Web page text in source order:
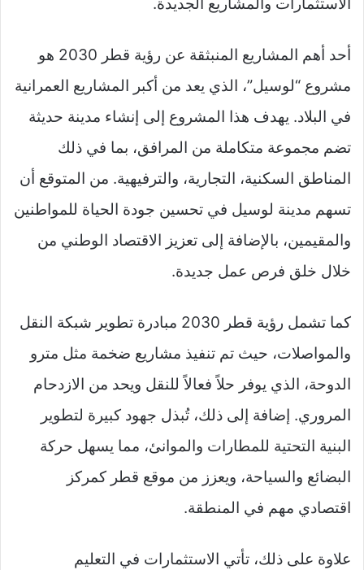
الاستثمارات والمشاريع الجديدة.
أحد أهم المشاريع المنبثقة عن رؤية قطر 2030 هو
مشروع “لوسيل”، الذي يعد من أكبر المشاريع العمرانية
في البلاد. يهدف هذا المشروع إلى إنشاء مدينة حديثة
تضم مجموعة متكاملة من المرافق، بما في ذلك
المناطق السكنية، التجارية، والترفيهية. من المتوقع أن
تسهم مدينة لوسيل في تحسين جودة الحياة للمواطنين
والمقيمين، بالإضافة إلى تعزيز الاقتصاد الوطني من
خلال خلق فرص عمل جديدة.
كما تشمل رؤية قطر 2030 مبادرة تطوير شبكة النقل
والمواصلات، حيث تم تنفيذ مشاريع ضخمة مثل مترو
الدوحة، الذي يوفر حلاً فعالاً للنقل ويحد من الازدحام
المروري. إضافة إلى ذلك، تُبذل جهود كبيرة لتطوير
البنية التحتية للمطارات والموانئ، مما يسهل حركة
البضائع والسياحة، ويعزز من موقع قطر كمركز
اقتصادي مهم في المنطقة.
علاوة على ذلك، تأتي الاستثمارات في التعليم